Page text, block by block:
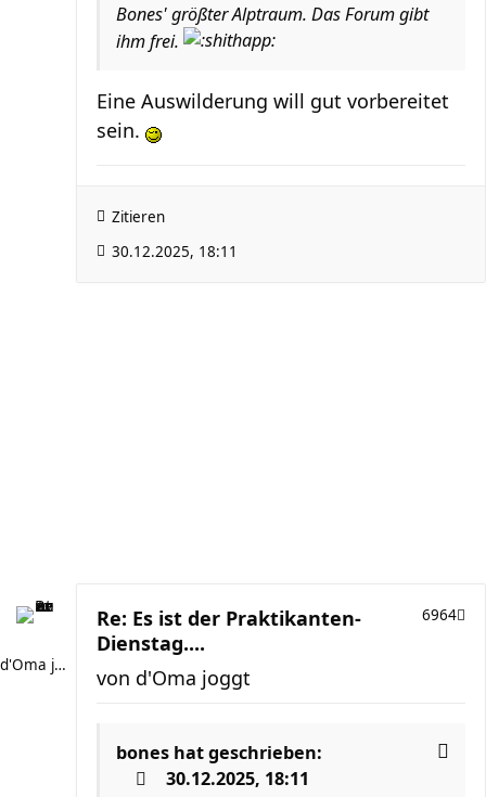
Bones' größter Alptraum. Das Forum gibt
ihm frei.
Eine Auswilderung will gut vorbereitet
sein.
Zitieren
30.12.2025, 18:11
d'Oma joggt
Re: Es ist der Praktikanten-
Dienstag....
6964
von d'Oma joggt
bones hat geschrieben:
30.12.2025, 18:11